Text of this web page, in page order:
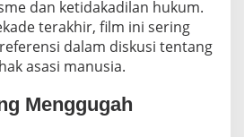
S
e
r
i
a
t
dan ketidakadilan hukum.
terakhir, film ini sering
dalam diskusi tentang
asasi manusia.
Menggugah